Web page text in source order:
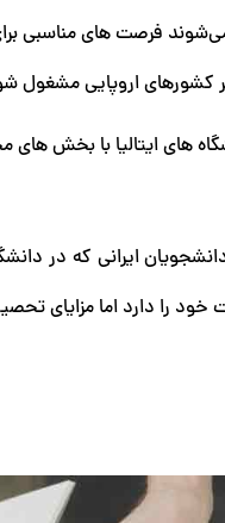
فرصت‌ های مناسبی
کشورهای اروپایی مشغول
های ایتالیا با بخش
ایرانی که در
را دارد اما مزایای